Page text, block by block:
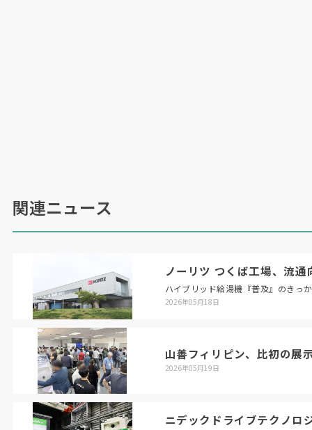
関連ニュース
ノーリツ つくば工場、流
ハイブリッド給湯機『普及』のきっ
2026年05月18日
山善フィリピン、比初の展
2026年05月19日
ニデックドライブテクノ